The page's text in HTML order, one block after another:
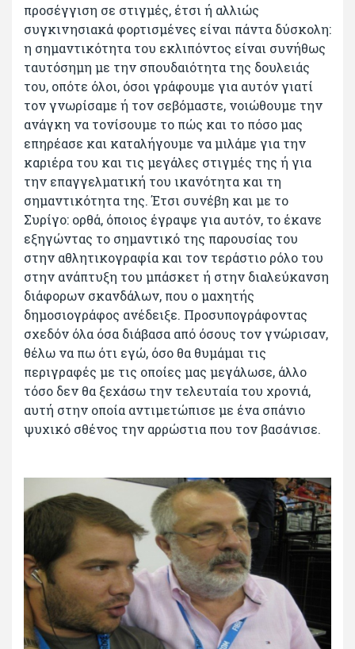
προσέγγιση σε στιγμές, έτσι ή αλλιώς
συγκινησιακά φορτισμένες είναι πάντα δύσκολη:
η σημαντικότητα του εκλιπόντος είναι συνήθως
ταυτόσημη με την σπουδαιότητα της δουλειάς
του, οπότε όλοι, όσοι γράφουμε για αυτόν γιατί
τον γνωρίσαμε ή τον σεβόμαστε, νοιώθουμε την
ανάγκη να τονίσουμε το πώς και το πόσο μας
επηρέασε και καταλήγουμε να μιλάμε για την
καριέρα του και τις μεγάλες στιγμές της ή για
την επαγγελματική του ικανότητα και τη
σημαντικότητα της. Έτσι συνέβη και με το
Συρίγο: ορθά, όποιος έγραψε για αυτόν, το έκανε
εξηγώντας το σημαντικό της παρουσίας του
στην αθλητικογραφία και τον τεράστιο ρόλο του
στην ανάπτυξη του μπάσκετ ή στην διαλεύκανση
διάφορων σκανδάλων, που ο μαχητής
δημοσιογράφος ανέδειξε. Προσυπογράφοντας
σχεδόν όλα όσα διάβασα από όσους τον γνώρισαν,
θέλω να πω ότι εγώ, όσο θα θυμάμαι τις
περιγραφές με τις οποίες μας μεγάλωσε, άλλο
τόσο δεν θα ξεχάσω την τελευταία του χρονιά,
αυτή στην οποία αντιμετώπισε με ένα σπάνιο
ψυχικό σθένος την αρρώστια που τον βασάνισε.